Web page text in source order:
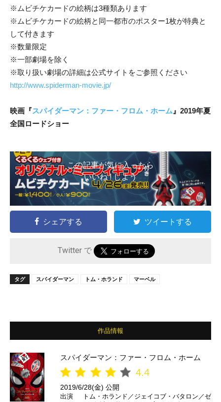
※ムビチケカードの絵柄は3種類あります
※ムビチケカードの絵柄と同一都市のポスター1枚が特典と
して付きます
※数量限定
※一部劇場を除く
※取り扱い劇場の詳細は公式サイトをご参照ください
http://www.spiderman-movie.jp/
映画『スパイダーマン：ファー・フロム・ホーム 』2019年夏
全国ロードショー
この記事が気に入ったら
いいね ! しよう
シェアする ツイートする
Twitter で
タグ スパイダーマン トム・ホランド マーベル
作品情報
スパイダーマン：ファー・フロム・ホーム
4.4
2019/6/28(金) 公開
出演
トム・ホランド／ジェイコブ・バタロン／ゼ